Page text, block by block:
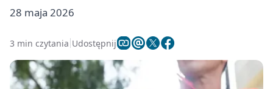
28 maja 2026
3 min czytania Udostępnij